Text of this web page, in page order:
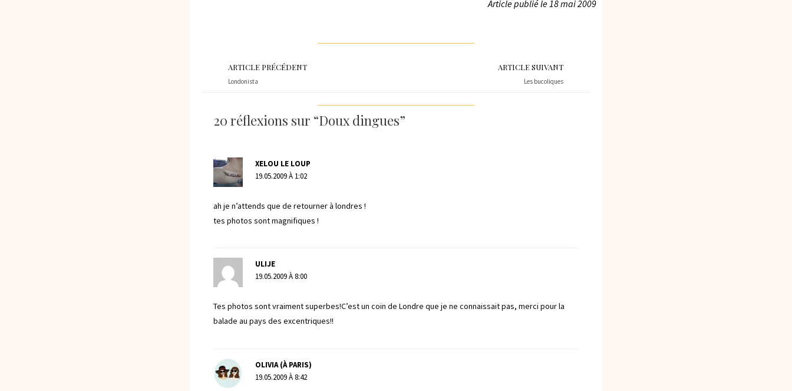
Article publié le18 mai 2009
ARTICLE PRÉCÉDENT
Londonista
ARTICLE SUIVANT
Les bucoliques
20 réflexions sur “Doux dingues”
XELOU LE LOUP
19.05.2009 À 1:02
ah je n’attends que de retourner à londres !
tes photos sont magnifiques !
ULIJE
19.05.2009 À 8:00
Tes photos sont vraiment superbes!C’est un coin de Londre que je ne connaissait pas, merci pour la
balade au pays des excentriques!!
OLIVIA (À PARIS)
19.05.2009 À 8:42